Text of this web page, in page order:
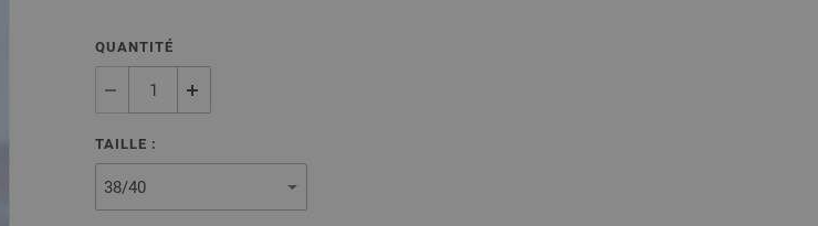
QUANTITÉ
TAILLE :